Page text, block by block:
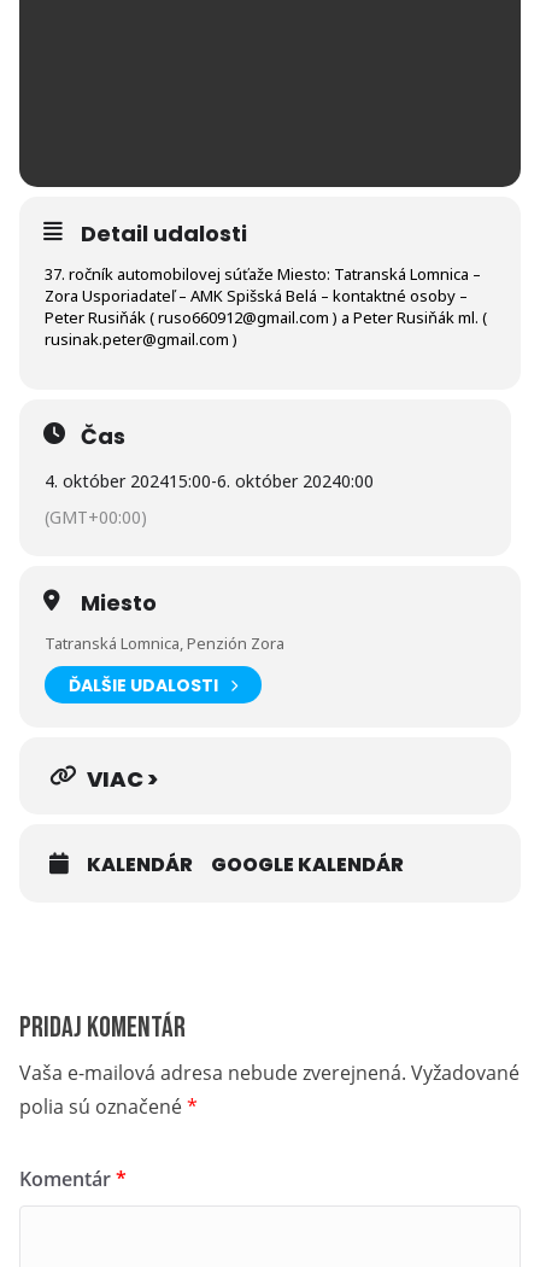
Detail udalosti
37. ročník automobilovej súťaže Miesto: Tatranská Lomnica –
Zora Usporiadateľ – AMK Spišská Belá – kontaktné osoby –
Peter Rusiňák ( ruso660912@gmail.com ) a Peter Rusiňák ml. (
rusinak.peter@gmail.com )
Čas
4. október 202415:00-6. október 20240:00
(GMT+00:00)
Miesto
Tatranská Lomnica, Penzión Zora
ĎALŠIE UDALOSTI
VIAC >
KALENDÁR GOOGLE KALENDÁR
Pridaj komentár
Vaša e-mailová adresa nebude zverejnená. Vyžadované
polia sú označené*
Komentár*